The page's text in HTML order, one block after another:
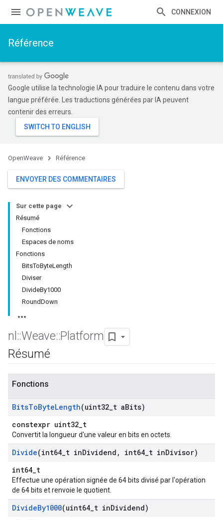
CONNEXION
Référence
Google utilise la technologie IA pour traduire le contenu dans votre
langue préférée. Les traductions générées par IA peuvent
contenir des erreurs.
OpenWeave Référence
ENVOYER DES COMMENTAIRES
Sur cette page
Résumé
Fonctions
Espaces de noms
Fonctions
BitsToByteLength
Diviser
DivideBy1000
RoundDown
nl ::Weave::Platform
Résumé
Fonctions
BitsToByteLength(uint32 t aBits)
constexpr uint32_t
Convertit la longueur d'une valeur en bits en octets.
Divide(int64 t inDividend , int64 t inDivisor)
int64_t
Effectue une opération signée de 64 bits divisé par l'opération
de 64 bits et renvoie le quotient.
DivideBy1000(uint64 t inDividend)